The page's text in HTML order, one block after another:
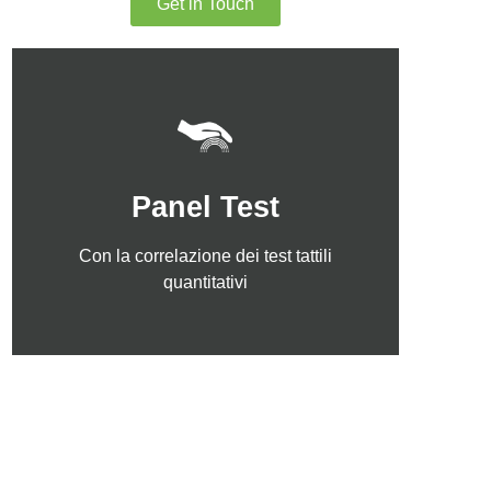
Get in Touch
Panel Test
Con la correlazione dei test tattili
quantitativi
Panel Test
quantitativi
Click Here